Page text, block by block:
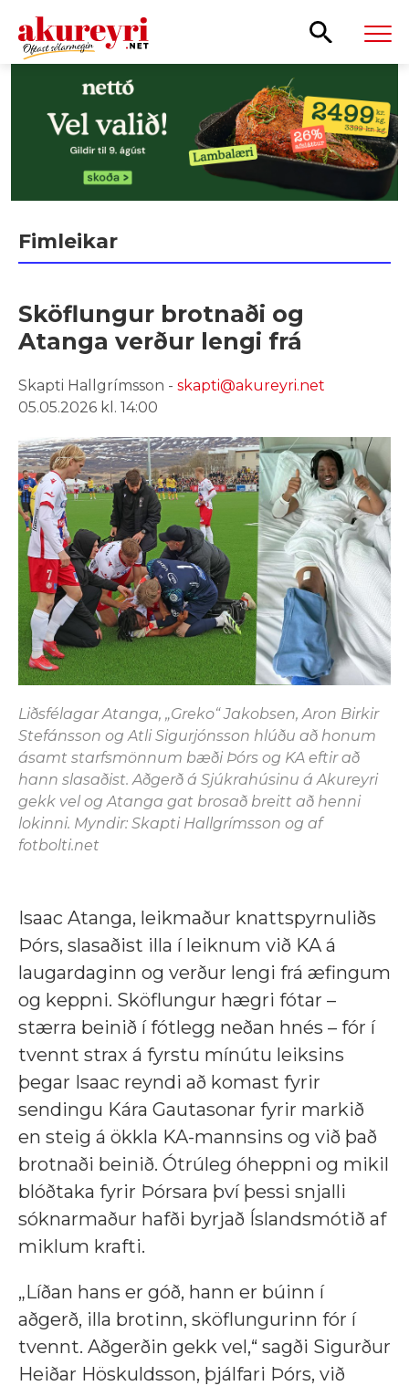
Fimleikar
Sköflungur brotnaði og
Atanga verður lengi frá
Skapti Hallgrímsson - skapti@akureyri.net
05.05.2026 kl. 14:00
Liðsfélagar Atanga, „Greko“ Jakobsen, Aron Birkir
Stefánsson og Atli Sigurjónsson hlúðu að honum
ásamt starfsmönnum bæði Þórs og KA eftir að
hann slasaðist. Aðgerð á Sjúkrahúsinu á Akureyri
gekk vel og Atanga gat brosað breitt að henni
lokinni. Myndir: Skapti Hallgrímsson og af
fotbolti.net
Isaac Atanga, leikmaður knattspyrnuliðs
Þórs, slasaðist illa í leiknum við KA á
laugardaginn og verður lengi frá æfingum
og keppni. Sköflungur hægri fótar –
stærra beinið í fótlegg neðan hnés – fór í
tvennt strax á fyrstu mínútu leiksins
þegar Isaac reyndi að komast fyrir
sendingu Kára Gautasonar fyrir markið
en steig á ökkla KA-mannsins og við það
brotnaði beinið. Ótrúleg óheppni og mikil
blóðtaka fyrir Þórsara því þessi snjalli
sóknarmaður hafði byrjað Íslandsmótið af
miklum krafti.
„Líðan hans er góð, hann er búinn í
aðgerð, illa brotinn, sköflungurinn fór í
tvennt. Aðgerðin gekk vel,“ sagði Sigurður
Heiðar Höskuldsson, þjálfari Þórs, við